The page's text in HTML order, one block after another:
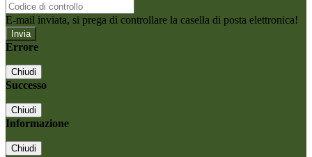
E-mail inviata, si prega di controllare la casella di posta elettronica!
Errore
Chiudi
Successo
Chiudi
Informazione
Chiudi